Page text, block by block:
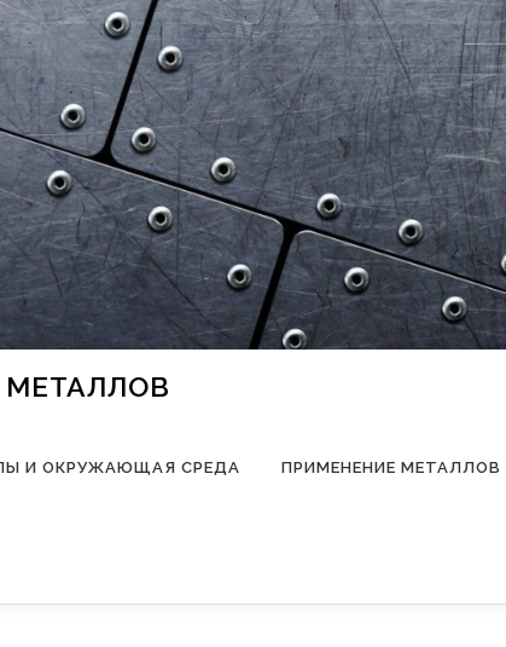
МЕТАЛЛОВ
И ОКРУЖАЮЩАЯ СРЕДА ПРИМЕНЕНИЕ МЕТАЛЛОВ